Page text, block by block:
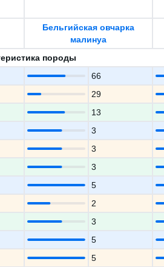
Бельгийская овчарка
малинуа
породы
66
29
13
3
3
3
5
2
3
5
5